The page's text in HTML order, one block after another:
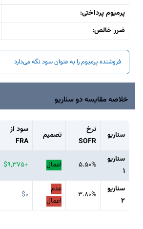
پرمیوم پرداختی:
ضرر خالص:
فروشنده پرمیوم را به عنوان سود نگه می‌دارد
خلاصه مقایسه دو سناریو
سناریو
نرخ
SOFR
تصمیم
سود از
FRA
سناریو
5.50% اعمال
سناریو
3.80%
عدم
اعمال
$0